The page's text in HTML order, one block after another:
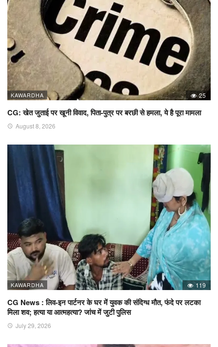
KAWARDHA 25
CG: खेत जुताई पर खूनी विवाद, पिता-पुत्र पर बरछी से हमला, ये है पूरा मामला
August 8, 2026
KAWARDHA 119
CG News : लिव-इन पार्टनर के घर में युवक की संदिग्ध मौत, फंदे पर लटका
मिला शव; हत्या या आत्महत्या? जांच में जुटी पुलिस
July 29, 2026